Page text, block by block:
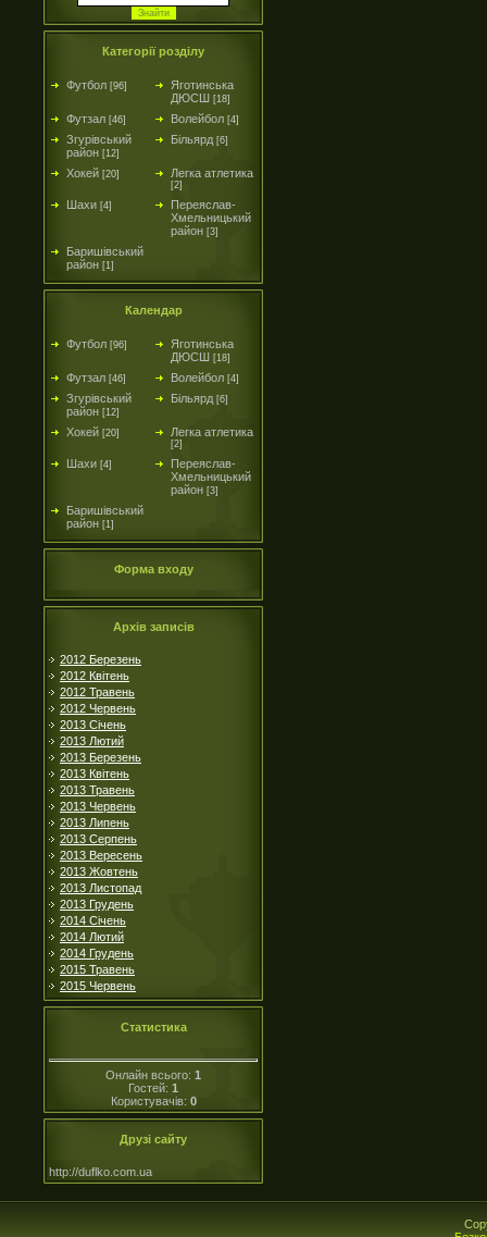
Категорії розділу
Футбол [96]
Яготинська
ДЮСШ [18]
Футзал [46] Волейбол [4]
Згурівський
район [12]
Більярд [6]
Хокей [20] Легка атлетика
[2]
Шахи [4]
Переяслав-
Хмельницький
район [3]
Баришівський
район [1]
Календар
Футбол [96]
Яготинська
ДЮСШ [18]
Футзал [46] Волейбол [4]
Згурівський
район [12]
Більярд [6]
Хокей [20] Легка атлетика
[2]
Шахи [4]
Переяслав-
Хмельницький
район [3]
Баришівський
район [1]
Форма входу
Архів записів
2012 Березень
2012 Квітень
2012 Травень
2012 Червень
2013 Січень
2013 Лютий
2013 Березень
2013 Квітень
2013 Травень
2013 Червень
2013 Липень
2013 Серпень
2013 Вересень
2013 Жовтень
2013 Листопад
2013 Грудень
2014 Січень
2014 Лютий
2014 Грудень
2015 Травень
2015 Червень
Статистика
Онлайн всього: 1
Гостей: 1
Користувачів: 0
Друзі сайту
http://duflko.com.ua